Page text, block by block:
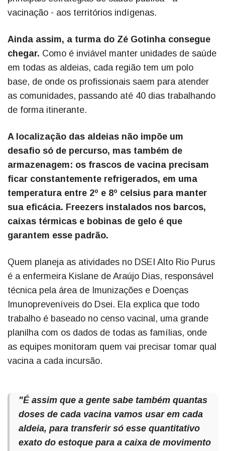
vacinação - aos territórios indígenas.
Ainda assim, a turma do Zé Gotinha consegue
chegar. Como é inviável manter unidades de saúde
em todas as aldeias, cada região tem um polo
base, de onde os profissionais saem para atender
as comunidades, passando até 40 dias trabalhando
de forma itinerante.
A localização das aldeias não impõe um
desafio só de percurso, mas também de
armazenagem: os frascos de vacina precisam
ficar constantemente refrigerados, em uma
temperatura entre 2º e 8º celsius para manter
sua eficácia. Freezers instalados nos barcos,
caixas térmicas e bobinas de gelo é que
garantem esse padrão.
Quem planeja as atividades no DSEI Alto Rio Purus
é a enfermeira Kislane de Araújo Dias, responsável
técnica pela área de Imunizações e Doenças
Imunopreveníveis do Dsei. Ela explica que todo
trabalho é baseado no censo vacinal, uma grande
planilha com os dados de todas as famílias, onde
as equipes monitoram quem vai precisar tomar qual
vacina a cada incursão.
"É assim que a gente sabe também quantas
doses de cada vacina vamos usar em cada
aldeia, para transferir só esse quantitativo
exato do estoque para a caixa de movimento